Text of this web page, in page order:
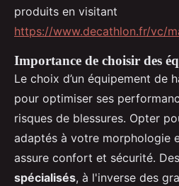
produits en visitant
https://www.decathlon.fr/vc/
Importance de choisir des
Le choix d’un équipement de
pour optimiser ses
risques de blessures. Opter
adaptés à votre morphologie
assure confort et sécurité. Des
spécialisés, à l'inverse des